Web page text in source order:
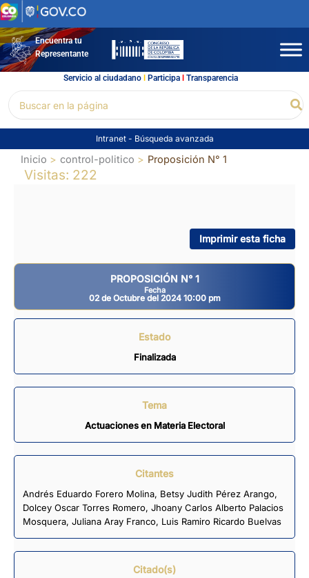
Ir
al
contenidoEncuentra tu
Representante
Servicio al ciudadano l Participal Transparencia
por:
Intranet - Búsqueda avanzada
Inicio control-politico Proposición N° 1
Visitas: 222
Imprimir esta ficha
PROPOSICIÓN N° 1
Fecha
02 de Octubre del 2024 10:00 pm
Estado
Finalizada
Tema
Actuaciones en Materia Electoral
Citantes
Andrés Eduardo Forero Molina, Betsy Judith Pérez Arango,
Dolcey Oscar Torres Romero, Jhoany Carlos Alberto Palacios
Mosquera, Juliana Aray Franco, Luis Ramiro Ricardo Buelvas
Citado(s)